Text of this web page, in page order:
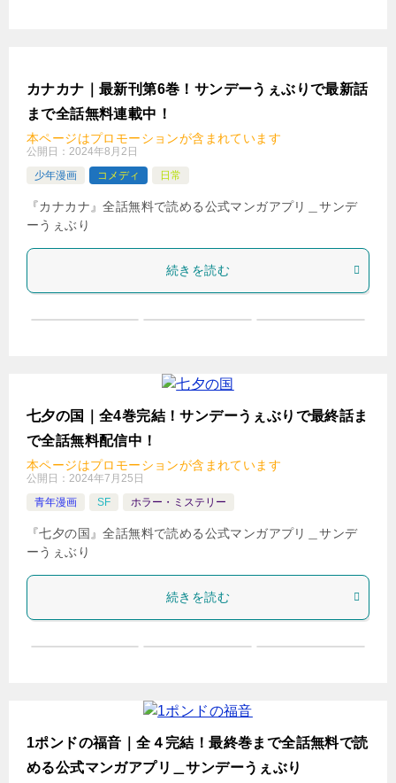
カナカナ｜最新刊第6巻！サンデーうぇぶりで最新話
まで全話無料連載中！
本ページはプロモーションが含まれています
公開日： 2024年8月2日
少年漫画
コメディ 日常
『カナカナ』全話無料で読める公式マンガアプリ＿サンデ
ーうぇぶり
続きを読む
七夕の国｜全4巻完結！サンデーうぇぶりで最終話ま
で全話無料配信中！
本ページはプロモーションが含まれています
公開日： 2024年7月25日
青年漫画
SF ホラー・ミステリー
『七夕の国』全話無料で読める公式マンガアプリ＿サンデ
ーうぇぶり
続きを読む
1ポンドの福音｜全４完結！最終巻まで全話無料で読
める公式マンガアプリ＿サンデーうぇぶり